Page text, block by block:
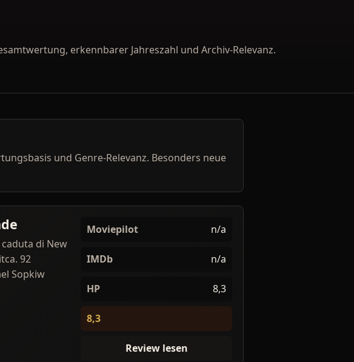
erkennbarer Jahreszahl und Archiv-Relevanz.
und Genre-Relevanz. Besonders neue
di New
92
Sopkiw
Moviepilot n/a
IMDb n/a
HP 8,3
8,3
Review lesen